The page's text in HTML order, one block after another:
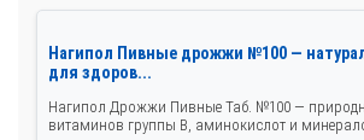
Нагипол Пивные дрожжи №100 —
для здоров...
Нагипол Дрожжи Пивные Таб. №100 —
витаминов группы B, аминокислот и